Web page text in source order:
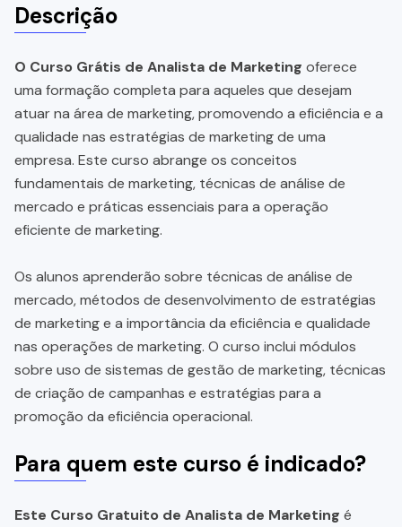
Descrição
O Curso Grátis de Analista de Marketing oferece
uma formação completa para aqueles que desejam
atuar na área de marketing, promovendo a eficiência e a
qualidade nas estratégias de marketing de uma
empresa. Este curso abrange os conceitos
fundamentais de marketing, técnicas de análise de
mercado e práticas essenciais para a operação
eficiente de marketing.
Os alunos aprenderão sobre técnicas de análise de
mercado, métodos de desenvolvimento de estratégias
de marketing e a importância da eficiência e qualidade
nas operações de marketing. O curso inclui módulos
sobre uso de sistemas de gestão de marketing, técnicas
de criação de campanhas e estratégias para a
promoção da eficiência operacional.
Para quem este curso é indicado?
Este Curso Gratuito de Analista de Marketing é